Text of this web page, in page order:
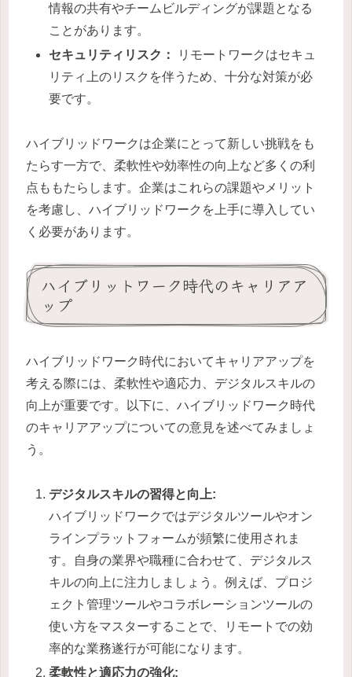
情報の共有やチームビルディングが課題となる
ことがあります。
セキュリティリスク：
リモートワークはセキュ
リティ上のリスクを伴うため、十分な対策が必
要です。
ハイブリッドワークは企業にとって新しい挑戦をも
たらす一方で、柔軟性や効率性の向上など多くの利
点ももたらします。企業はこれらの課題やメリット
を考慮し、ハイブリッドワークを上手に導入してい
く必要があります。
ハイブリットワーク時代のキャリアア
ップ
ハイブリッドワーク時代においてキャリアアップを
考える際には、柔軟性や適応力、デジタルスキルの
向上が重要です。以下に、ハイブリッドワーク時代
のキャリアアップについての意見を述べてみましょ
う。
デジタルスキルの習得と向上:
ハイブリッドワークではデジタルツールやオン
ラインプラットフォームが頻繁に使用されま
す。自身の業界や職種に合わせて、デジタルス
キルの向上に注力しましょう。例えば、プロジ
ェクト管理ツールやコラボレーションツールの
使い方をマスターすることで、リモートでの効
率的な業務遂行が可能になります。
柔軟性と適応力の強化: